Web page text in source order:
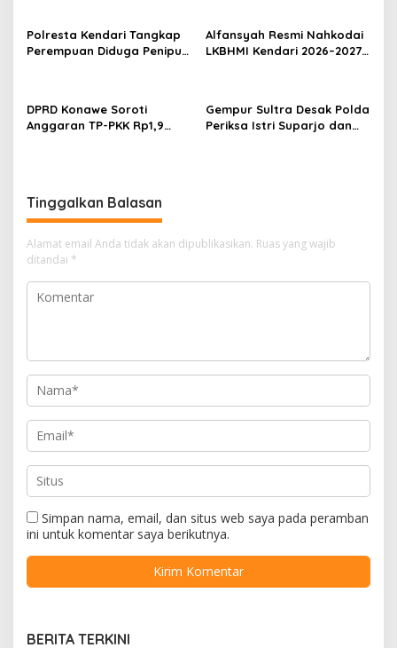
Polresta Kendari Tangkap
Perempuan Diduga Penipu
Alfansyah Resmi Nahkodai
LKBHMI Kendari 2026–2027,
DPRD Konawe Soroti
Anggaran TP-PKK Rp1,9
Gempur Sultra Desak Polda
Periksa Istri Suparjo dan
Tinggalkan Balasan
Alamat email Anda tidak akan dipublikasikan. Ruas yang wajib
ditandai *
Simpan nama, email, dan situs web saya pada peramban
ini untuk komentar saya berikutnya.
BERITA TERKINI